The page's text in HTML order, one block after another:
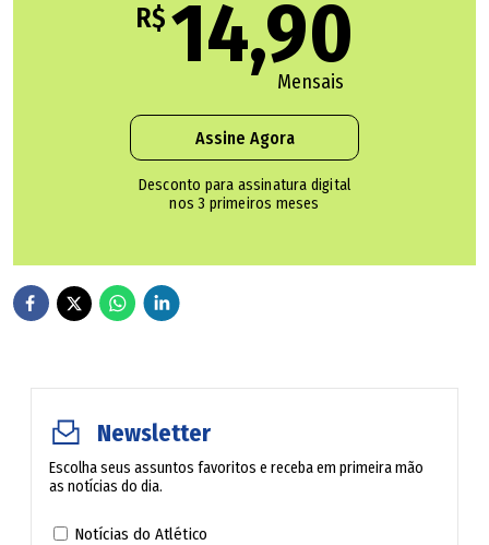
teve o nome divulgado.
R$ 14,90
Mensais
Assine Agora
Desconto para assinatura digital
nos 3 primeiros meses
Newsletter
Escolha seus assuntos favoritos e receba em primeira mão
as notícias do dia.
Notícias do Atlético